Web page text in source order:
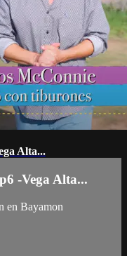
Alta...
-Vega Alta...
en Bayamon